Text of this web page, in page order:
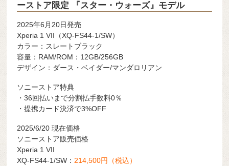
ーストア限定 『スター・ウォーズ』モデル
2025年6月20日発売
Xperia 1 VII（XQ-FS44-1/SW）
カラー：スレートブラック
容量：RAM/ROM：12GB/256GB
デザイン：ダース・ベイダー/マンダロリアン
ソニーストア特典
・36回払いまで分割払手数料0％
・提携カード決済で3%OFF
2025/6/20 現在価格
ソニーストア販売価格
Xperia 1 VII
XQ-FS44-1/SW： 214,500円（税込）